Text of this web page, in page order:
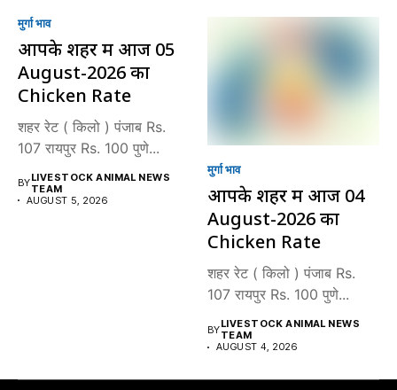
मुर्गा भाव
आपके शहर में आज 05
August-2026 का
Chicken Rate
शहर रेट ( किलो ) पंजाब Rs.
107 रायपुर Rs. 100 पुणे...
BYLIVESTOCK ANIMAL NEWS
TEAM
AUGUST 5, 2026
मुर्गा भाव
आपके शहर में आज 04
August-2026 का
Chicken Rate
शहर रेट ( किलो ) पंजाब Rs.
107 रायपुर Rs. 100 पुणे...
BYLIVESTOCK ANIMAL NEWS
TEAM
AUGUST 4, 2026